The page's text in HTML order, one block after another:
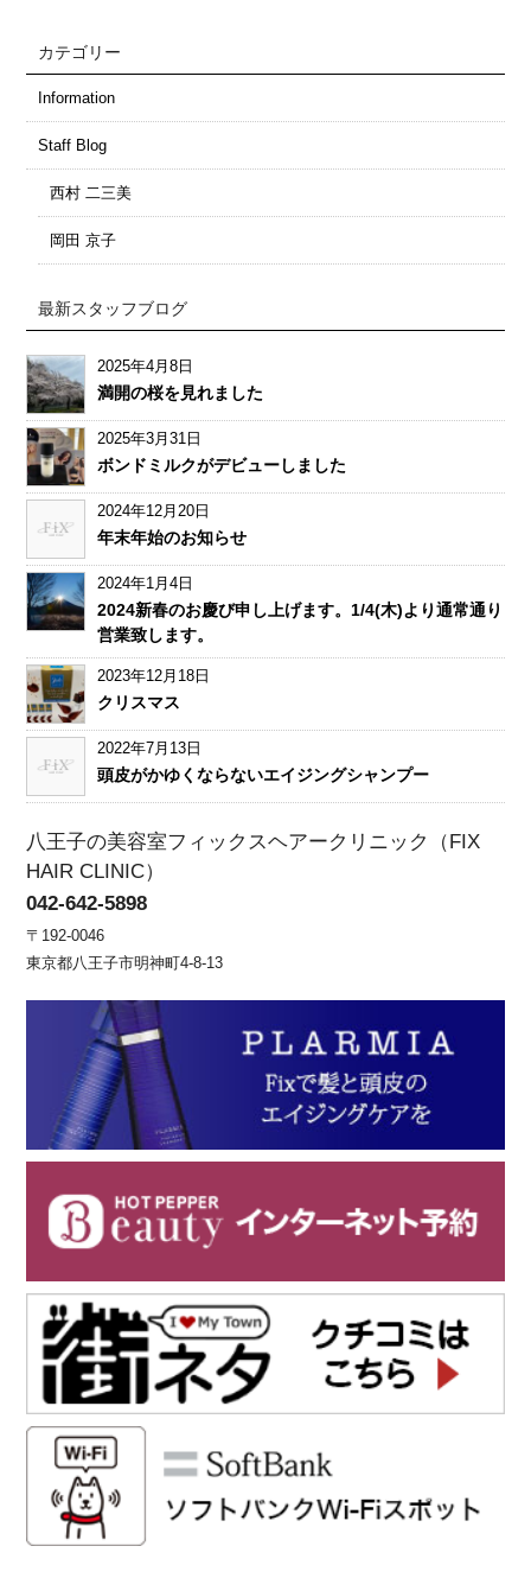
カテゴリー
Information
Staff Blog
西村 二三美
岡田 京子
最新スタッフブログ
2025年4月8日
満開の桜を見れました
2025年3月31日
ボンドミルクがデビューしました
2024年12月20日
年末年始のお知らせ
2024年1月4日
2024新春のお慶び申し上げます。1/4(木)より通常通り
営業致します。
2023年12月18日
クリスマス
2022年7月13日
頭皮がかゆくならないエイジングシャンプー
八王子の美容室フィックスヘアークリニック（FIX
HAIR CLINIC）
042-642-5898
〒192-0046
東京都八王子市明神町4-8-13